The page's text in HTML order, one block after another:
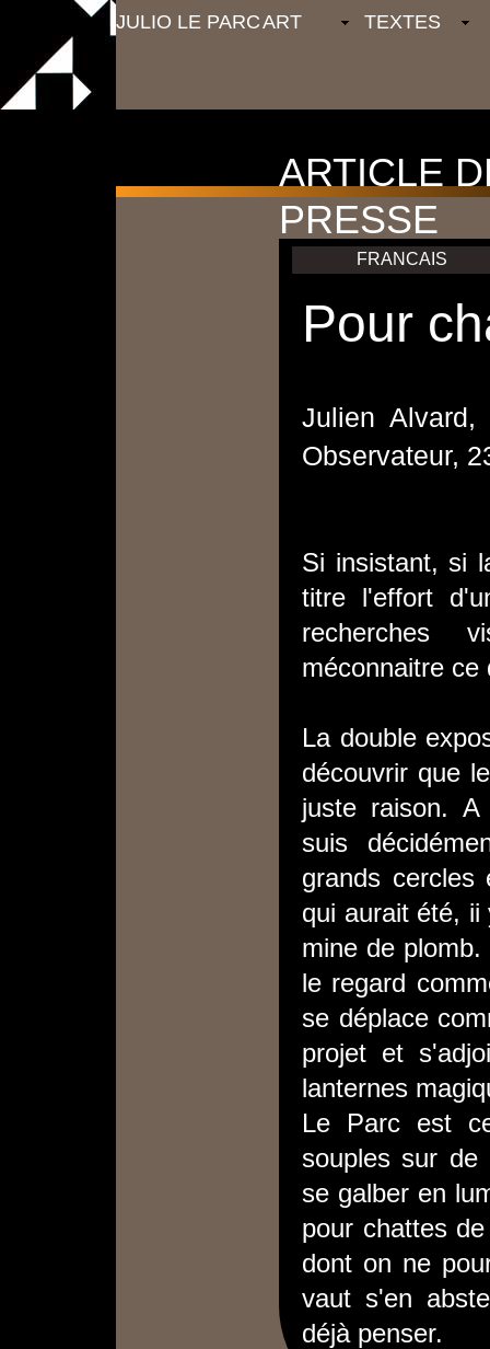
JULIO LE PARCART TEXTES
ARTICLE
PRESSE
FRANCAIS
Pour
Julien Alvard,
Observateur,
Si insistant, si
titre l'effort
recherches
méconnaitre ce
La double
découvrir que
juste raison. A
suis
grands cercles
qui aurait été,
mine de
le regard
se déplace
projet et
lanternes
Le Parc est
souples sur
se galber en
pour chattes
dont on ne
vaut s'en
déjà penser.